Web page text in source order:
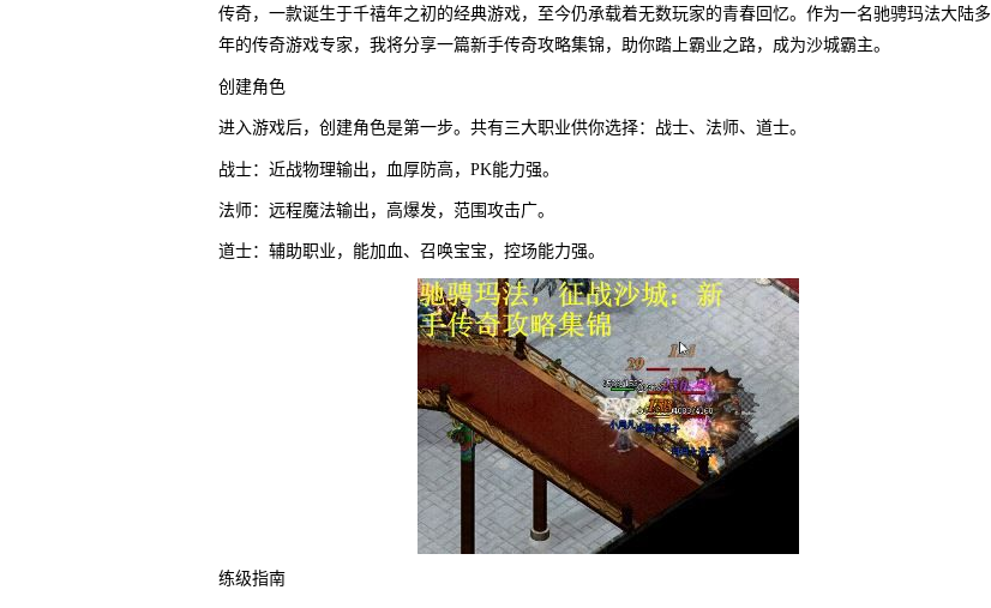
传奇，一款诞生于千禧年之初的经典游戏，至今仍承载着无数玩家的青春回忆。作为一名驰骋玛法大陆多
年的传奇游戏专家，我将分享一篇新手传奇攻略集锦，助你踏上霸业之路，成为沙城霸主。
创建角色
进入游戏后，创建角色是第一步。共有三大职业供你选择：战士、法师、道士。
战士：近战物理输出，血厚防高，PK能力强。
法师：远程魔法输出，高爆发，范围攻击广。
道士：辅助职业，能加血、召唤宝宝，控场能力强。
练级指南